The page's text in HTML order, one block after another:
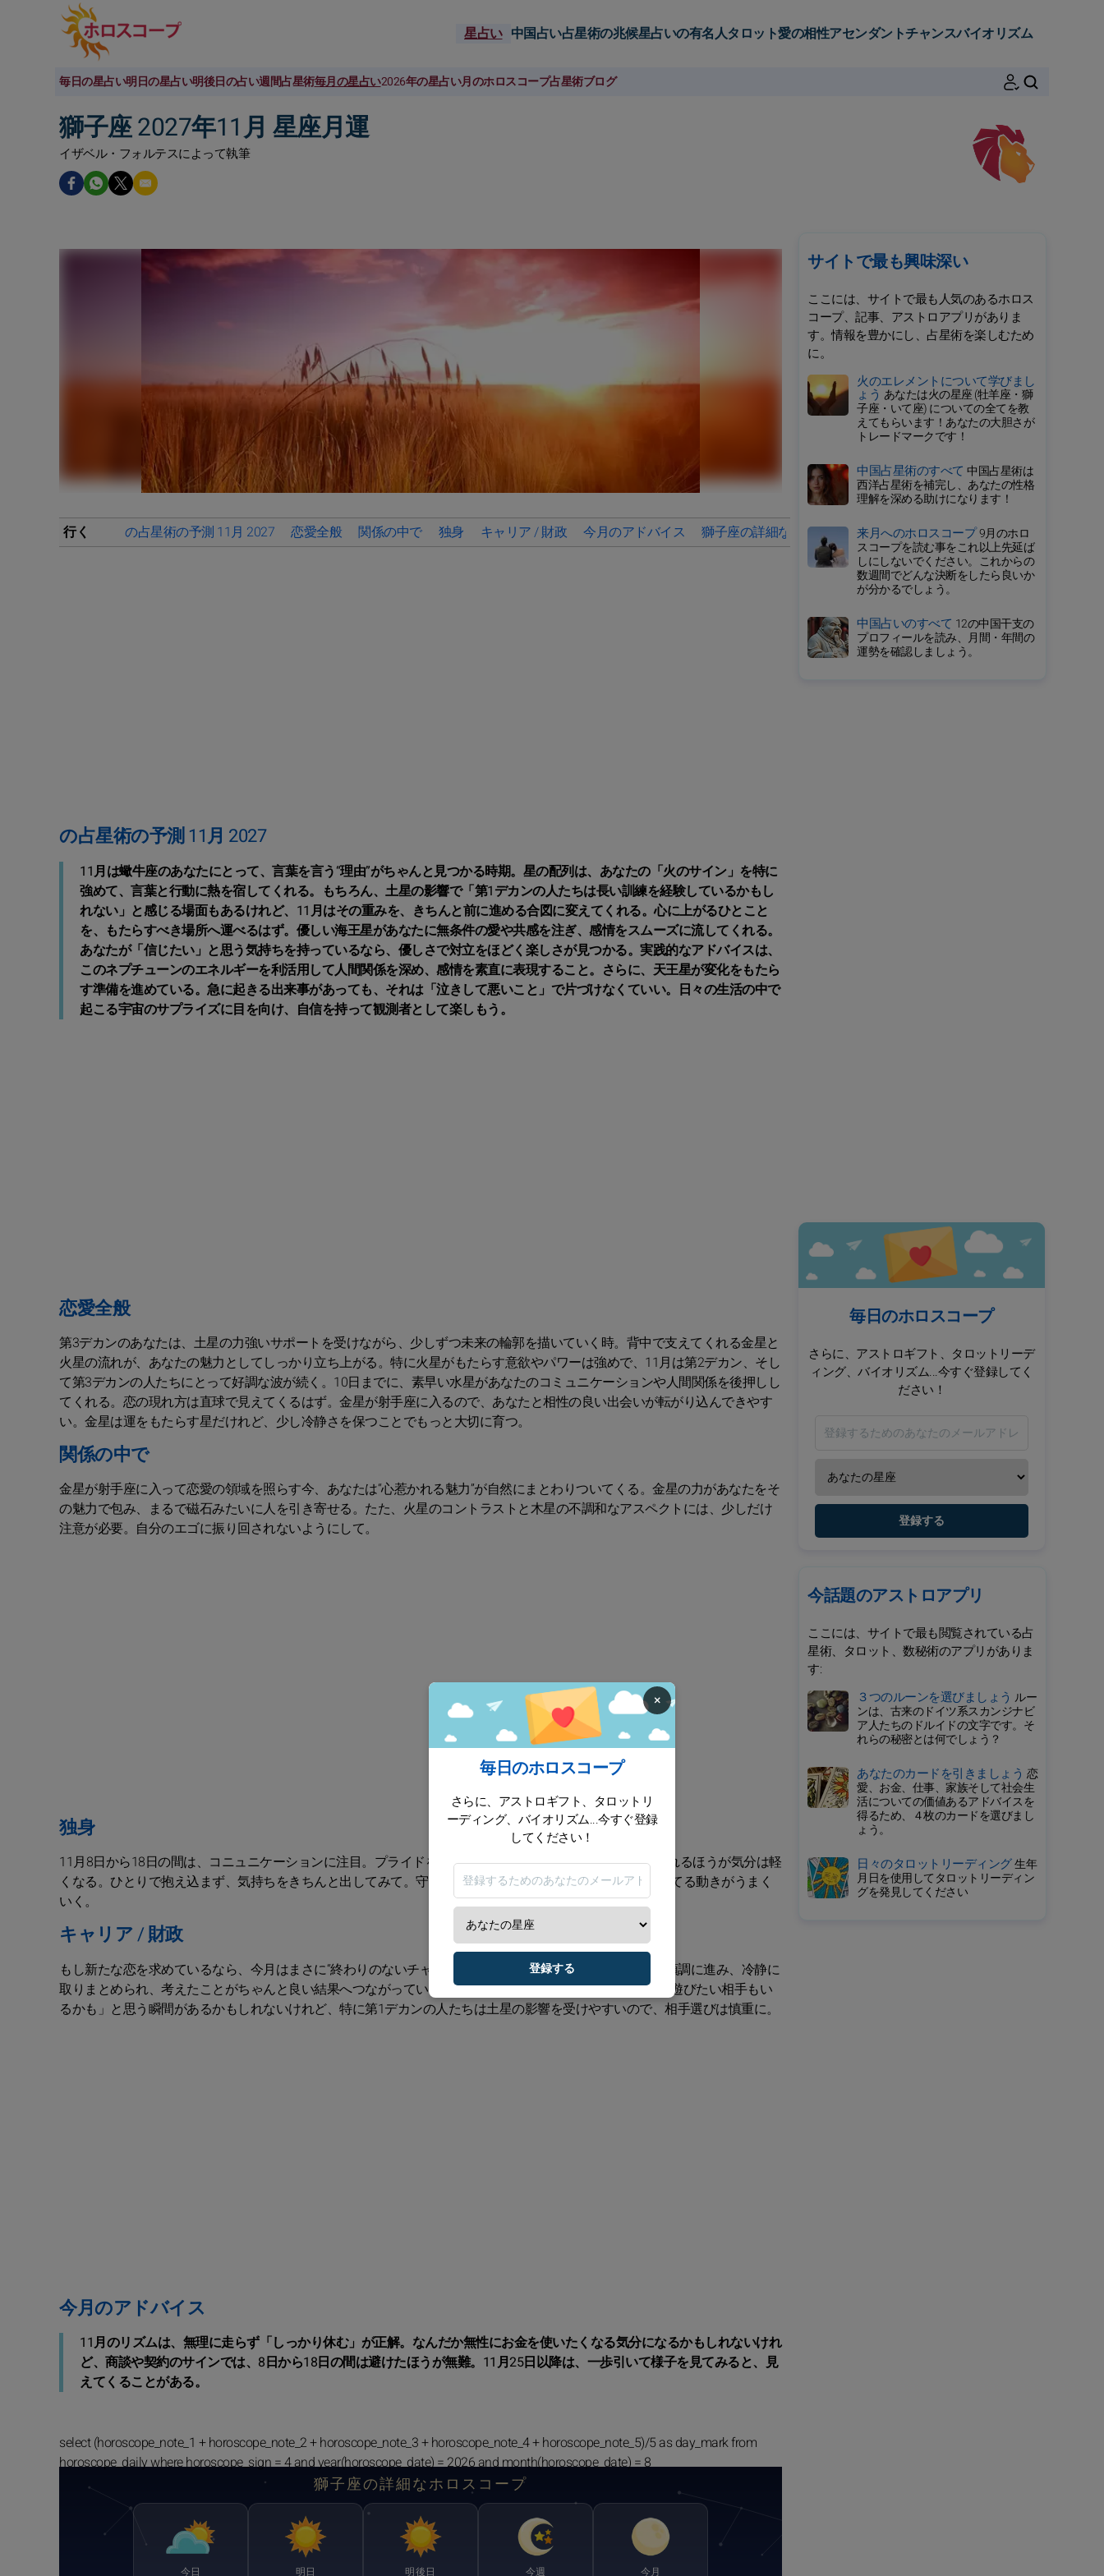
星占い 中国占い占星術の兆候星占いの有名人タロット愛の相性アセンダントチャンスバイオリズム
毎日の星占い明日の星占い明後日の占い週間占星術毎月の星占い2026年の星占い月のホロスコープ占星術ブログ
獅子座 2027年11月 星座月運
イザベル・フォルテスによって執筆
行く の占星術の予測 11月 2027 恋愛全般 関係の中で 独身 キャリア / 財政 今月のアドバイス 獅子座の詳細なホロスコープ 2027年の毎月の星占い
の占星術の予測 11月 2027
11月は蠍牛座のあなたにとって、言葉を言う“理由”がちゃんと見つかる時期。星の配列は、あなたの「火のサイン」を特に
強めて、言葉と行動に熱を宿してくれる。もちろん、土星の影響で「第1デカンの人たちは長い訓練を経験しているかもし
れない」と感じる場面もあるけれど、11月はその重みを、きちんと前に進める合図に変えてくれる。心に上がるひとこと
を、もたらすべき場所へ運べるはず。優しい海王星があなたに無条件の愛や共感を注ぎ、感情をスムーズに流してくれる。
あなたが「信じたい」と思う気持ちを持っているなら、優しさで対立をほどく楽しさが見つかる。実践的なアドバイスは、
このネプチューンのエネルギーを利活用して人間関係を深め、感情を素直に表現すること。さらに、天王星が変化をもたら
す準備を進めている。急に起きる出来事があっても、それは「泣きして悪いこと」で片づけなくていい。日々の生活の中で
起こる宇宙のサプライズに目を向け、自信を持って観測者として楽しもう。
恋愛全般
第3デカンのあなたは、土星の力強いサポートを受けながら、少しずつ未来の輪郭を描いていく時。背中で支えてくれる金星と
火星の流れが、あなたの魅力としてしっかり立ち上がる。特に火星がもたらす意欲やパワーは強めで、11月は第2デカン、そし
て第3デカンの人たちにとって好調な波が続く。10日までに、素早い水星があなたのコミュニケーションや人間関係を後押しし
てくれる。恋の現れ方は直球で見えてくるはず。金星が射手座に入るので、あなたと相性の良い出会いが転がり込んできやす
い。金星は運をもたらす星だけれど、少し冷静さを保つことでもっと大切に育つ。
関係の中で
金星が射手座に入って恋愛の領域を照らす今、あなたは“心惹かれる魅力”が自然にまとわりついてくる。金星の力があなたをそ
の魅力で包み、まるで磁石みたいに人を引き寄せる。たた、火星のコントラストと木星の不調和なアスペクトには、少しだけ
注意が必要。自分のエゴに振り回されないようにして。
独身
11月8日から18日の間は、コニュニケーションに注目。プライドを抱えて突っ張るより、全力で笑っていられるほうが気分は軽
くなる。ひとりで抱え込まず、気持ちをきちんと出してみて。守りではなく、パートナーシップの関係を育てる動きがうまく
いく。
キャリア / 財政
もし新たな恋を求めているなら、今月はまさに“終わりのないチャンス”がやってくるタイミング。すべてが順調に進み、冷静に
取りまとめられ、考えたことがちゃんと良い結果へつながっていく。なかには「自分のエゴを満たすために遊びたい相手もい
るかも」と思う瞬間があるかもしれないけれど、特に第1デカンの人たちは土星の影響を受けやすいので、相手選びは慎重に。
今月のアドバイス
11月のリズムは、無理に走らず「しっかり休む」が正解。なんだか無性にお金を使いたくなる気分になるかもしれないけれ
ど、商談や契約のサインでは、8日から18日の間は避けたほうが無難。11月25日以降は、一歩引いて様子を見てみると、見
えてくることがある。
select (horoscope_note_1 + horoscope_note_2 + horoscope_note_3 + horoscope_note_4 + horoscope_note_5)/5 as day_mark from
horoscope_daily where horoscope_sign = 4 and year(horoscope_date) = 2026 and month(horoscope_date) = 8
獅子座の詳細なホロスコープ
今日 明日 明後日 今週 今月
サイトで最も興味深い
ここには、サイトで最も人気のあるホロス
コープ、記事、アストロアプリがありま
す。情報を豊かにし、占星術を楽しむため
に。
火のエレメントについて学びまし
ょう あなたは火の星座 (牡羊座・獅
子座・いて座) についての全てを教
えてもらいます！あなたの大胆さが
トレードマークです！
中国占星術のすべて 中国占星術は
西洋占星術を補完し、あなたの性格
理解を深める助けになります！
来月へのホロスコープ9月のホロ
スコープを読む事をこれ以上先延ば
しにしないでください。これからの
数週間でどんな決断をしたら良いか
が分かるでしょう。
中国占いのすべて 12の中国干支の
プロフィールを読み、月間・年間の
運勢を確認しましょう。
毎日のホロスコープ
さらに、アストロギフト、タロットリーデ
ィング、バイオリズム...今すぐ登録してく
ださい！
登録する
今話題のアストロアプリ
ここには、サイトで最も閲覧されている占
星術、タロット、数秘術のアプリがありま
す:
３つのルーンを選びましょう ルー
ンは、古来のドイツ系スカンジナビ
ア人たちのドルイドの文字です。そ
れらの秘密とは何でしょう？
あなたのカードを引きましょう 恋
愛、お金、仕事、家族そして社会生
活についての価値あるアドバイスを
得るため、４枚のカードを選びまし
ょう。
日々のタロットリーディング生年
月日を使用してタロットリーディン
グを発見してください
×
毎日のホロスコープ
さらに、アストロギフト、タロットリ
ーディング、バイオリズム...今すぐ登録
してください！
登録する